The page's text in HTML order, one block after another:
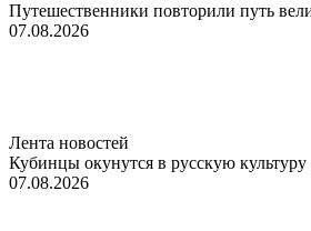
Путешественники повторили путь
07.08.2026
Лента новостей
Кубинцы окунутся в русскую культуру
07.08.2026